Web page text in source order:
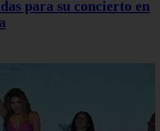
para su concierto en